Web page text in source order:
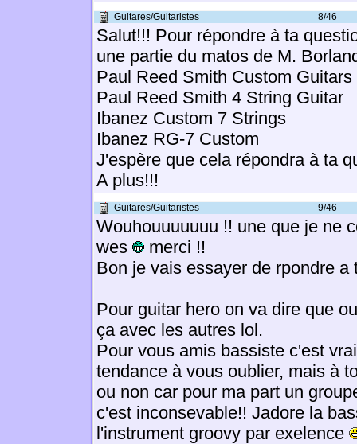
Guitares/Guitaristes 8/46
Salut!!! Pour répondre à ta
une partie du matos de M.
Paul Reed Smith Custom Guitars
Paul Reed Smith 4 String Guitar
Ibanez Custom 7 Strings
Ibanez RG-7 Custom
J'espère que cela répondra à ta
A plus!!!
Guitares/Guitaristes 9/46
Wouhouuuuuuu !! une que je ne
wes
merci !!
Bon je vais essayer de rpondre a
Pour guitar hero on va dire que
ça avec les autres lol.
Pour vous amis bassiste c'est
tendance à vous oublier, mais à
ou non car pour ma part un
c'est inconsevable!! Jadore la
l'instrument groovy par exelence